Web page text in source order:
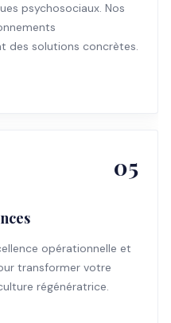
psychosociaux. Nos
des solutions concrètes.
05
opérationnelle et
transformer votre
régénératrice.